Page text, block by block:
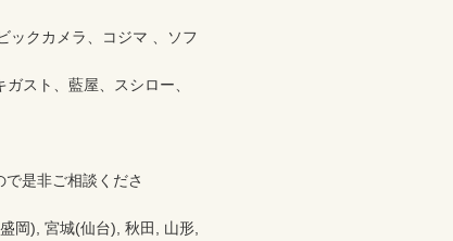
ックカメラ、コジマ 、ソフ
スト、藍屋、スシロー、
是非ご相談くださ
岡), 宮城(仙台), 秋田, 山形,